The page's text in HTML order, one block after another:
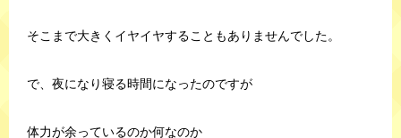
そこまで大きくイヤイヤすることもありませんでした。
で、夜になり寝る時間になったのですが
体力が余っているのか何なのか